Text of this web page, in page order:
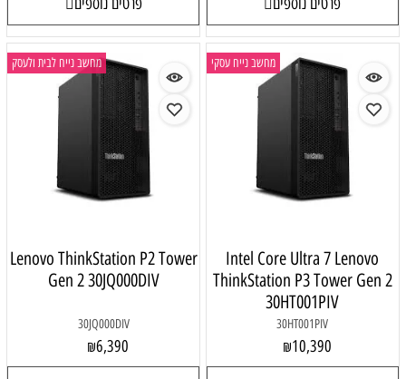
מחשב נייח עסקי
Intel Core Ultra 7 Lenovo
ThinkStation P3 Tower Gen 2
30HT001PIV
30HT001PIV
₪10,390
מחשב נייח לבית ולעסק
Lenovo ThinkStation P2 Tower
Gen 2 30JQ000DIV
30JQ000DIV
₪6,390